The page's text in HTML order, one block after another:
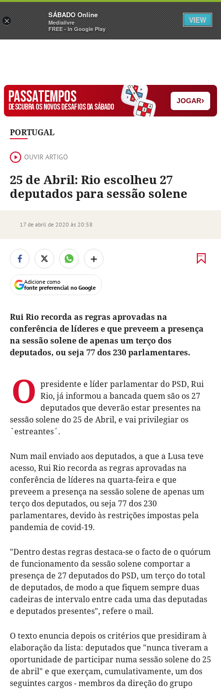
Sábado Assine Iniciar Sessão
PASSATEMPOS
DESCUBRA OS NOVOS DESAFIOS DA SÁBADO
JOGAR›
PORTUGAL
OUVIR ARTIGO
25 de Abril: Rio escolheu 27
deputados para sessão solene
17 de abril de 2020 às 20:58
+
Adicione como
fonte preferencial no Google
Rui Rio recorda as regras aprovadas na
conferência de líderes e que preveem a presença
na sessão solene de apenas um terço dos
deputados, ou seja 77 dos 230 parlamentares.
O presidente e líder parlamentar do PSD, Rui
Rio, já informou a bancada quem são os 27
deputados que deverão estar presentes na
sessão solene do 25 de Abril, e vai privilegiar os
`estreantes´.
Num mail enviado aos deputados, a que a Lusa teve
acesso, Rui Rio recorda as regras aprovadas na
conferência de líderes na quarta-feira e que
preveem a presença na sessão solene de apenas um
terço dos deputados, ou seja 77 dos 230
parlamentares, devido às restrições impostas pela
pandemia de covid-19.
"Dentro destas regras destaca-se o facto de o quórum
de funcionamento da sessão solene comportar a
presença de 27 deputados do PSD, um terço do total
de deputados, de modo a que fiquem sempre duas
cadeiras de intervalo entre cada uma das deputadas
e deputados presentes", refere o mail.
O texto enuncia depois os critérios que presidiram à
elaboração da lista: deputados que "nunca tiveram a
oportunidade de participar numa sessão solene do 25
de abril" e que exerçam, cumulativamente, um dos
seguintes cargos - membros da direção do grupo
×
SÁBADO Online
Medialivre
FREE - In Google Play
VIEW